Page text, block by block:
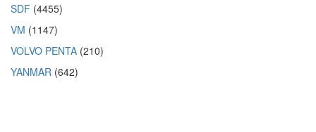
SDF (4455)
VM (1147)
VOLVO PENTA (210)
YANMAR (642)